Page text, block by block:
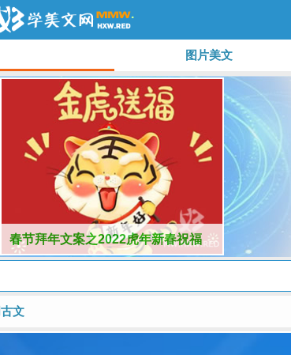
图片美文
春节拜年文案之2022虎年新春祝福
文